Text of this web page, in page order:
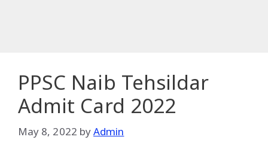
PPSC Naib Tehsildar
Admit Card 2022
May 8, 2022 byAdmin